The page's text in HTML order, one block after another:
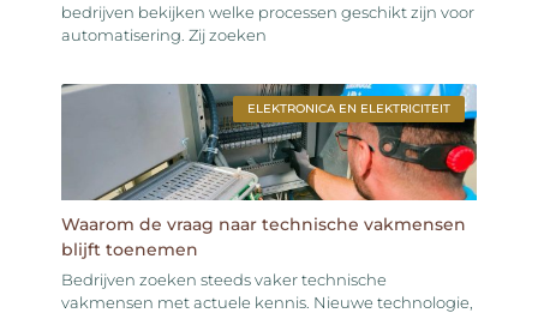
bedrijven bekijken welke processen geschikt zijn voor
automatisering. Zij zoeken
ELEKTRONICA EN ELEKTRICITEIT
Waarom de vraag naar technische vakmensen
blijft toenemen
Bedrijven zoeken steeds vaker technische
vakmensen met actuele kennis. Nieuwe technologie,